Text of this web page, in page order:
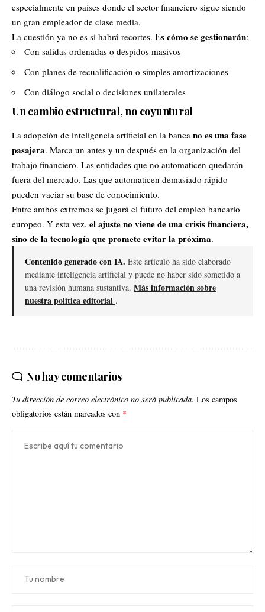
especialmente en países donde el sector financiero sigue siendo
un gran empleador de clase media.
La cuestión ya no es si habrá recortes. Es cómo se gestionarán:
Con salidas ordenadas o despidos masivos
Con planes de recualificación o simples amortizaciones
Con diálogo social o decisiones unilaterales
Un cambio estructural, no coyuntural
La adopción de inteligencia artificial en la banca no es una fase
pasajera. Marca un antes y un después en la organización del
trabajo financiero. Las entidades que no automaticen quedarán
fuera del mercado. Las que automaticen demasiado rápido
pueden vaciar su base de conocimiento.
Entre ambos extremos se jugará el futuro del empleo bancario
europeo. Y esta vez, el ajuste no viene de una crisis financiera,
sino de la tecnología que promete evitar la próxima.
Contenido generado con IA. Este artículo ha sido elaborado
mediante inteligencia artificial y puede no haber sido sometido a
una revisión humana sustantiva. Más información sobre
nuestra política editorial .
No hay comentarios
Tu dirección de correo electrónico no será publicada. Los campos
obligatorios están marcados con *